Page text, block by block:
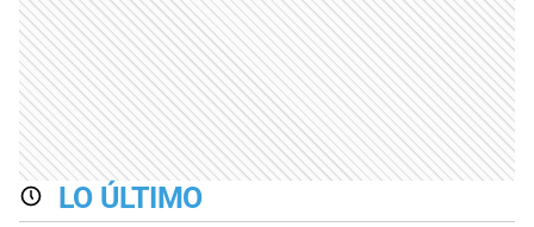
LO ÚLTIMO